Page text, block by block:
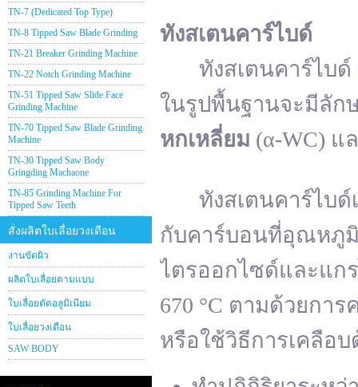
TN-7 (Dedicated Top Type)
TN-8 Tipped Saw Blade Grinding
TN-21 Breaker Grinding Machine
TN-22 Notch Grinding Machine
TN-51 Tipped Saw Slide Face
Grinding Machine
TN-70 Tipped Saw Blade Grinding
Machine
TN-30 Tipped Saw Body
Gringding Machaone
TN-85 Grinding Machine For
Tipped Saw Teeth
สั่งผลิตใบเลื่อยวงเดือน
งานขัดผิว
ผลิตใบเลื่อยตามแบบ
ใบเลื่อยตัดอลูมิเนียม
ใบเลื่อยวงเดือน
SAW BODY
ทังสเตนคาร์ไบด์
ทังสเตนคาร์ไบด์ (
ในรูปพื้นฐานจะมีลัก
หกเหลี่ยม (α-WC) แ
ทังสเตนคาร์ไบด์เ
กับคาร์บอนที่อุณหภูมิ
ไตรออกไซด์และแก
670 °C ตามด้วยกา
หรือใช้วิธีการเคลือบ